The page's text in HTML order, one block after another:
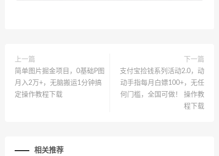
上一篇
简单图片掘金项目，0基础P图
月入2万+，无脑搬运1分钟搞
定操作教程下载
下一篇
支付宝捡钱系列活动2.0，动
动手指每月白嫖100+，无任
何门槛，全国可做！ 操作教
程下载
相关推荐